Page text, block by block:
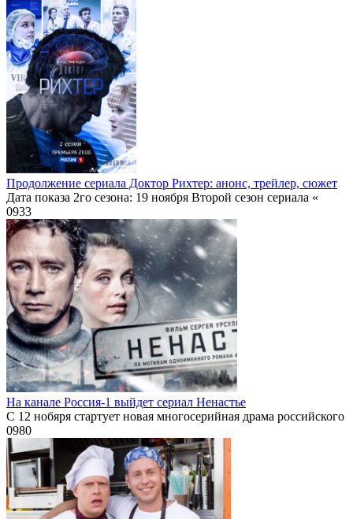
Продолжение сериала Доктор Рихтер: анонс, трейлер, сюжет
Дата показа 2го сезона: 19 ноября Второй сезон сериала «
0933
На канале Россия-1 выйдет сериал Ненастье
С 12 нобяря стартует новая многосерийная драма российского
0980